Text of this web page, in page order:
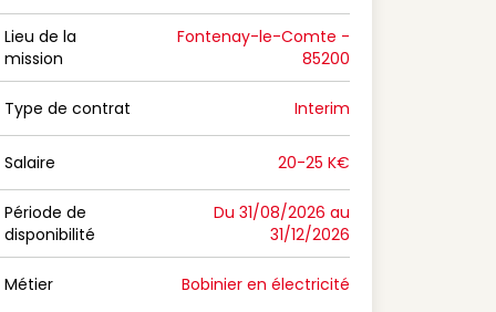
Date de publication
Lieu de la mission
Lieu de la
mission
Fontenay-le-Comte -
85200
Type de contrat
Type de contrat Interim
Salaire
Salaire 20-25 K€
Période de disponibilité
Période de
disponibilité
Du 31/08/2026 au
31/12/2026
Métier Bobinier en électricité